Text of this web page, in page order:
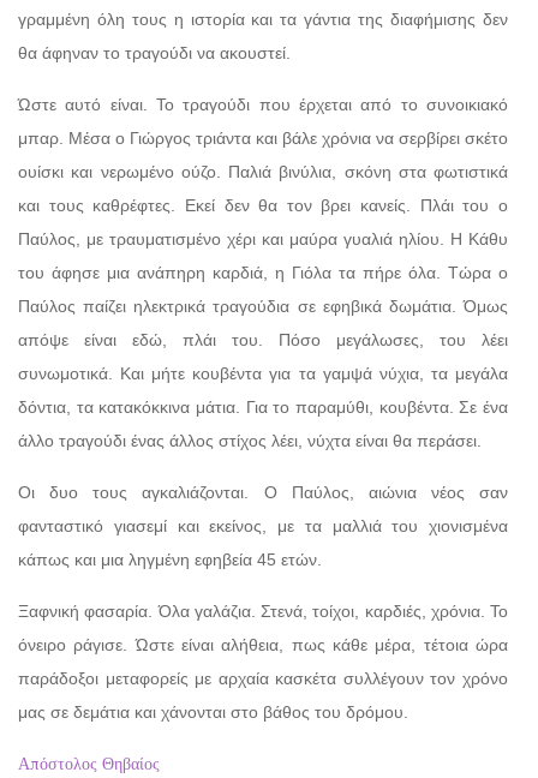
γραμμένη όλη τους η ιστορία και τα γάντια της διαφήμισης δεν
θα άφηναν το τραγούδι να ακουστεί.
Ώστε αυτό είναι. Το τραγούδι που έρχεται από το συνοικιακό
μπαρ. Μέσα ο Γιώργος τριάντα και βάλε χρόνια να σερβίρει σκέτο
ουίσκι και νερωμένο ούζο. Παλιά βινύλια, σκόνη στα φωτιστικά
και τους καθρέφτες. Εκεί δεν θα τον βρει κανείς. Πλάι του ο
Παύλος, με τραυματισμένο χέρι και μαύρα γυαλιά ηλίου. Η Κάθυ
του άφησε μια ανάπηρη καρδιά, η Γιόλα τα πήρε όλα. Τώρα ο
Παύλος παίζει ηλεκτρικά τραγούδια σε εφηβικά δωμάτια. Όμως
απόψε είναι εδώ, πλάι του. Πόσο μεγάλωσες, του λέει
συνωμοτικά. Και μήτε κουβέντα για τα γαμψά νύχια, τα μεγάλα
δόντια, τα κατακόκκινα μάτια. Για το παραμύθι, κουβέντα. Σε ένα
άλλο τραγούδι ένας άλλος στίχος λέει, νύχτα είναι θα περάσει.
Οι δυο τους αγκαλιάζονται. Ο Παύλος, αιώνια νέος σαν
φανταστικό γιασεμί και εκείνος, με τα μαλλιά του χιονισμένα
κάπως και μια ληγμένη εφηβεία 45 ετών.
Ξαφνική φασαρία. Όλα γαλάζια. Στενά, τοίχοι, καρδιές, χρόνια. Το
όνειρο ράγισε. Ώστε είναι αλήθεια, πως κάθε μέρα, τέτοια ώρα
παράδοξοι μεταφορείς με αρχαία κασκέτα συλλέγουν τον χρόνο
μας σε δεμάτια και χάνονται στο βάθος του δρόμου.
Απόστολος Θηβαίος